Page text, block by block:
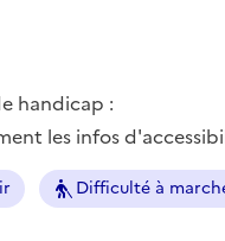
handicap :
les infos
Difficulté à